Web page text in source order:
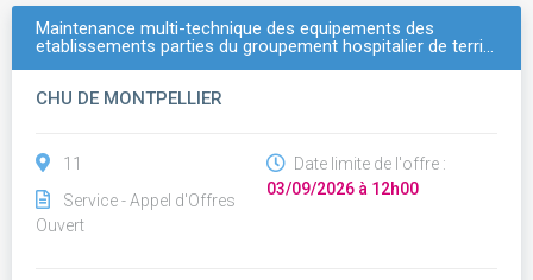
Maintenance multi-technique des equipements des
etablissements parties du groupement hospitalier de terri…
CHU DE MONTPELLIER
11
Service - Appel d'Offres
Ouvert
Date limite de l'offre :
03/09/2026 à 12h00